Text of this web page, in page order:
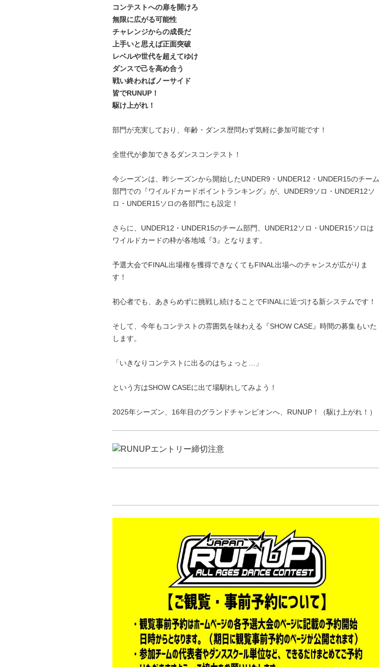
コンテストへの扉を開けろ
無限に広がる可能性
チャレンジからの成長だ
上手いと思えば正面突破
レベルや世代を超えてゆけ
ダンスで己を高め合う
戦い終わればノーサイド
皆でRUNUP！
駆け上がれ！
部門が充実しており、年齢・ダンス歴問わず気軽に参加可能です！
全世代が参加できるダンスコンテスト！
今シーズンは、昨シーズンから開始したUNDER9・UNDER12・UNDER15のチーム
部門での『ワイルドカードポイントランキング』が、UNDER9ソロ・UNDER12ソ
ロ・UNDER15ソロの各部門にも設定！
さらに、UNDER12・UNDER15のチーム部門、UNDER12ソロ・UNDER15ソロは
ワイルドカードの枠が各地域 『3』となります。
予選大会でFINAL出場権を獲得できなくてもFINAL出場へのチャンスが広がりま
す！
初心者でも、あきらめずに挑戦し続けることでFINALに近づける新システムです！
そして、今年もコンテストの雰囲気を味わえる『SHOW CASE』時間の募集もいた
します。
「いきなりコンテストに出るのはちょっと…」
という方はSHOW CASEに出て場馴れしてみよう！
2025年シーズン、16年目のグランドチャンピオンへ、RUNUP！（駆け上がれ！）